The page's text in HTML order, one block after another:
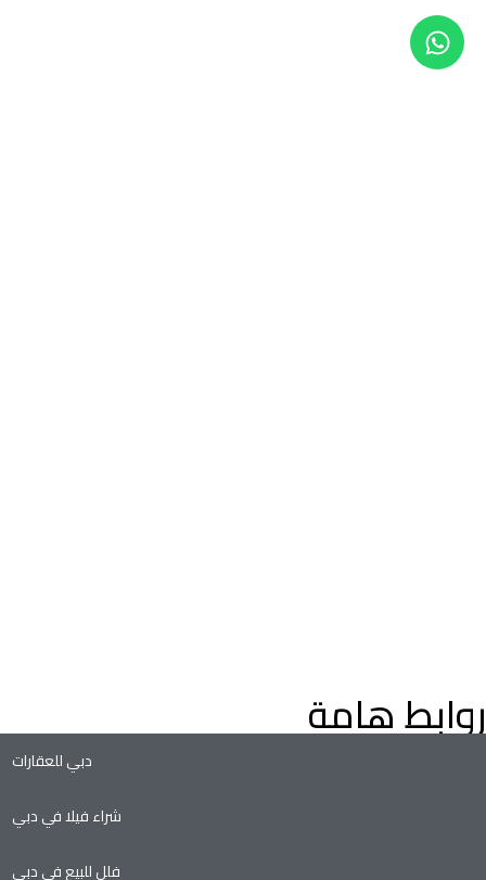
روابط هامة
دبي للعقارات
شراء فيلا في دبي
فلل للبيع في دبي